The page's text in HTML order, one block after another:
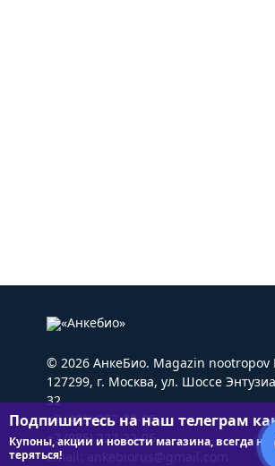
© 2026 АнкеБио. Magazin nootropov
127299, г. Москва, ул. Шоссе
32
+7 (495) 227-22-05
+7 (985) 227-22-05
Email: ankebiorus@gmail.com
Подпишитесь на наш телеграм
Купоны, акции и новости магазина, всегда на
теряться!